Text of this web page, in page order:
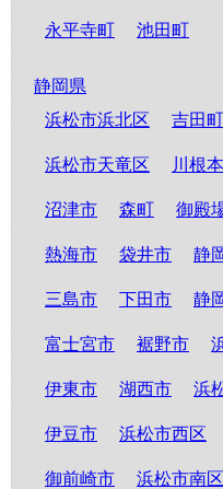
永平寺町 池田町
静岡県
浜松市浜北区
吉田町
浜松市天竜区 川根
沼津市 森町 御殿
熱海市 袋井市 静
三島市 下田市 静
富士宮市 裾野市
伊東市 湖西市 浜
伊豆市 浜松市西区
御前崎市 浜松市南区